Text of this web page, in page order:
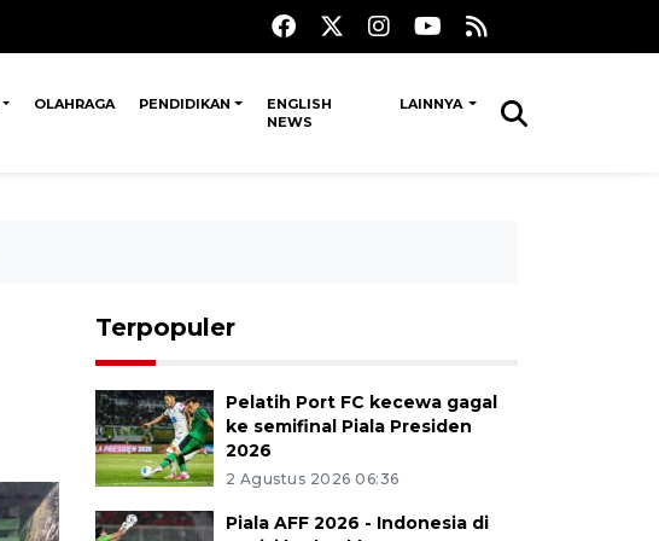
OLAHRAGA PENDIDIKAN
ENGLISH
NEWS
LAINNYA
Terpopuler
Pelatih Port FC kecewa gagal
ke semifinal Piala Presiden
2026
2 Agustus 2026 06:36
Piala AFF 2026 - Indonesia di